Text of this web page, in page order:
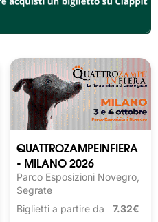
QUATTROZAMPEINFIERA
- MILANO 2026
Parco Esposizioni Novegro,
Segrate
Biglietti a partire da 7.32€